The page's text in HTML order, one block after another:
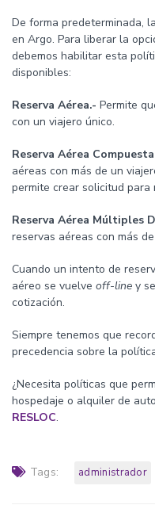
De forma predeterminada,
en Argo. Para liberar la
debemos habilitar esta
disponibles:
Reserva Aérea.- Permite
con un viajero único.
Reserva Aérea
aéreas con más de un
permite crear solicitud para
Reserva Aérea Múltiples
reservas aéreas con más
Cuando un intento de
aéreo se vuelve off-line y
cotización.
Siempre tenemos que
precedencia sobre la
¿Necesita políticas que
hospedaje o alquiler de
RESLOC.
Tags: administrador